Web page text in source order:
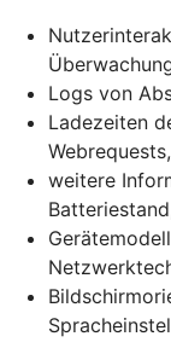
Logs von
Ladezeiten
Webrequests,
weitere